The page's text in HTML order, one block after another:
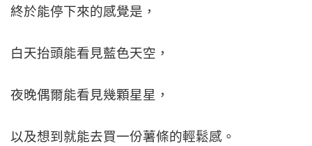
終於能停下來的感覺是，
白天抬頭能看見藍色天空，
夜晚偶爾能看見幾顆星星，
以及想到就能去買一份薯條的輕鬆感。